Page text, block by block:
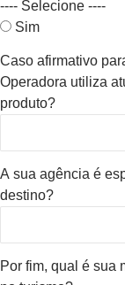
---- Selecione ----
Sim
Caso afirmativo
Operadora utiliza
produto?
A sua agência é
destino?
Por fim, qual é sua